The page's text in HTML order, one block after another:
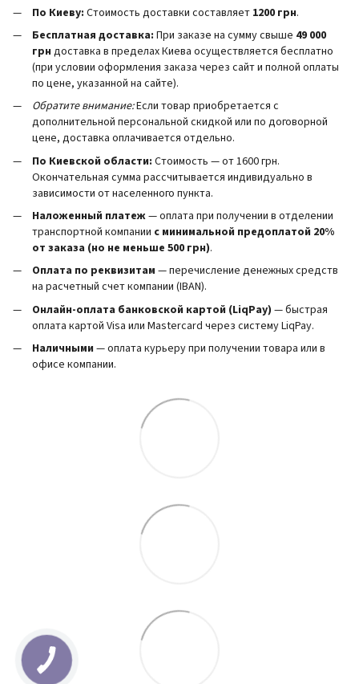
По Киеву: Стоимость доставки составляет 1200 грн.
Бесплатная доставка: При заказе на сумму свыше 49 000
грн доставка в пределах Киева осуществляется бесплатно
(при условии оформления заказа через сайт и полной оплаты
по цене, указанной на сайте).
Обратите внимание:Если товар приобретается с
дополнительной персональной скидкой или по договорной
цене, доставка оплачивается отдельно.
По Киевской области: Стоимость — от 1600 грн.
Окончательная сумма рассчитывается индивидуально в
зависимости от населенного пункта.
Наложенный платеж— оплата при получении в отделении
транспортной компании с минимальной предоплатой 20%
от заказа (но не меньше 500 грн).
Оплата по реквизитам — перечисление денежных средств
на расчетный счет компании (IBAN).
Онлайн-оплата банковской картой (LiqPay) — быстрая
оплата картой Visa или Mastercard через систему LiqPay.
Наличными — оплата курьеру при получении товара или в
офисе компании.